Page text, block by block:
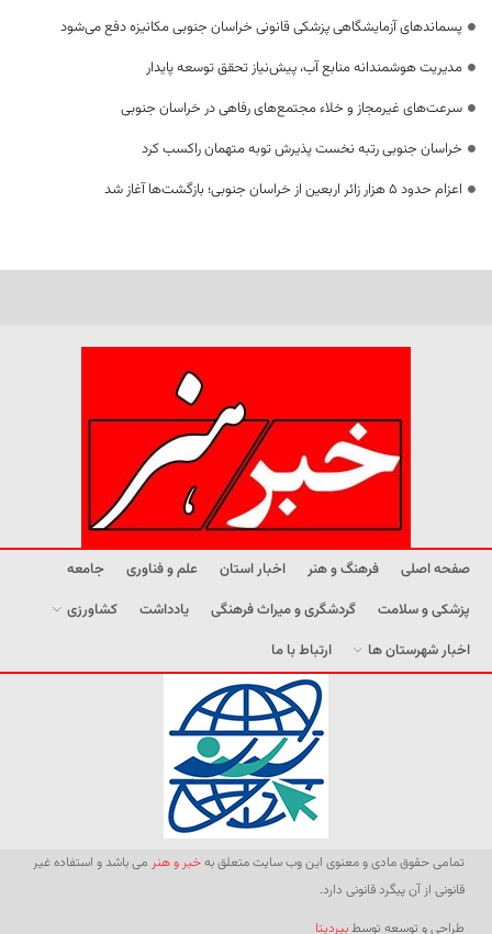
پسماندهای آزمایشگاهی پزشکی قانونی خراسان جنوبی مکانیزه دفع می‌شود
مدیریت هوشمندانه منابع آب، پیش‌نیاز تحقق توسعه پایدار
سرعت‌های غیرمجاز و خلاء مجتمع‌های رفاهی در خراسان جنوبی
خراسان جنوبی رتبه نخست پذیرش توبه متهمان راکسب کرد
اعزام حدود 5 هزار زائر اربعین از خراسان جنوبی؛ بازگشت‌ها آغاز شد
صفحه اصلی فرهنگ و هنر اخبار استان علم و فناوری
جامعه
پزشکی و سلامت
گردشگری و میراث فرهنگی یادداشت
کشاورزی
اخبار شهرستان ها
ارتباط با ما
تمامی حقوق مادی و معنوی این وب سایت متعلق بهخبر و هنر می باشد و استفاده غیر
قانونی از آن پیگرد قانونی دارد.
طراحی و توسعه توسطبیردیتا